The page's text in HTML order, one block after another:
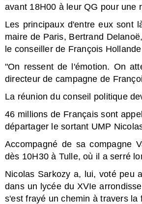
avant 18H00 à leur QG pour une
Les principaux d'entre eux sont
maire de Paris, Bertrand
le conseiller de François
"On ressent de l'émotion. On
directeur de campagne de
La réunion du conseil politique
46 millions de Français sont
départager le sortant UMP
Accompagné de sa compagne
dès 10H30 à Tulle, où il a serré
Nicolas Sarkozy a, lui, voté peu
dans un lycée du XVIe
s'est frayé un chemin à travers